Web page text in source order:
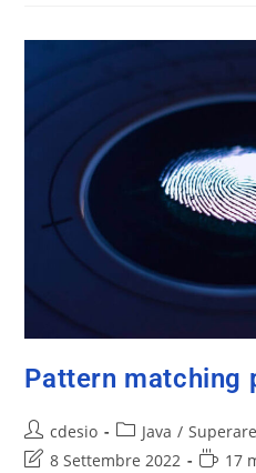
Pattern matching
cdesio Java /
8 Settembre 2022
17